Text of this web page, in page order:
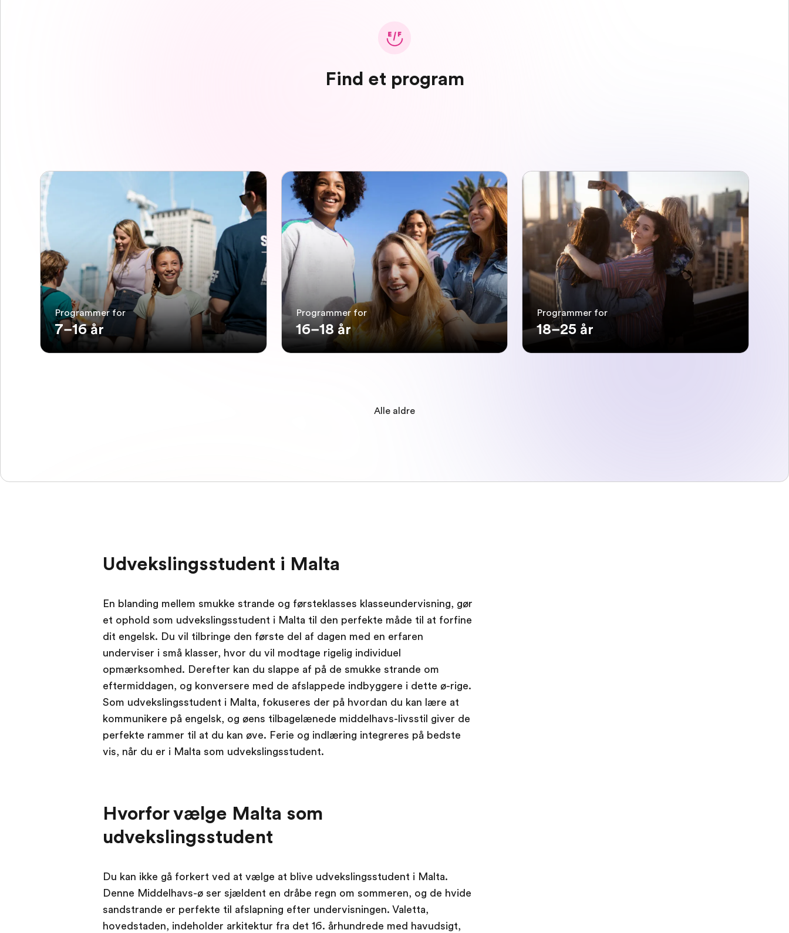
Find et program
Programmer for
7–16 år
Programmer for
16–18 år
Programmer for
18–25 år
Alle aldre
Udvekslingsstudent i Malta
En blanding mellem smukke strande og førsteklasses klasseundervisning, gør
et ophold som udvekslingsstudent i Malta til den perfekte måde til at forfine
dit engelsk. Du vil tilbringe den første del af dagen med en erfaren
underviser i små klasser, hvor du vil modtage rigelig individuel
opmærksomhed. Derefter kan du slappe af på de smukke strande om
eftermiddagen, og konversere med de afslappede indbyggere i dette ø-rige.
Som udvekslingsstudent i Malta, fokuseres der på hvordan du kan lære at
kommunikere på engelsk, og øens tilbagelænede middelhavs-livsstil giver de
perfekte rammer til at du kan øve. Ferie og indlæring integreres på bedste
vis, når du er i Malta som udvekslingsstudent.
Hvorfor vælge Malta som
udvekslingsstudent
Du kan ikke gå forkert ved at vælge at blive udvekslingsstudent i Malta.
Denne Middelhavs-ø ser sjældent en dråbe regn om sommeren, og de hvide
sandstrande er perfekte til afslapning efter undervisningen. Valetta,
hovedstaden, indeholder arkitektur fra det 16. århundrede med havudsigt,